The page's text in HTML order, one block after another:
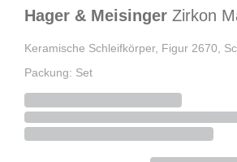
Hager & Meisinger Zirkon
Keramische Schleifkörper, Figur 2670,
Packung: Set